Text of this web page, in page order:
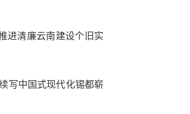
进清廉云南建设个旧实
写中国式现代化锡都崭